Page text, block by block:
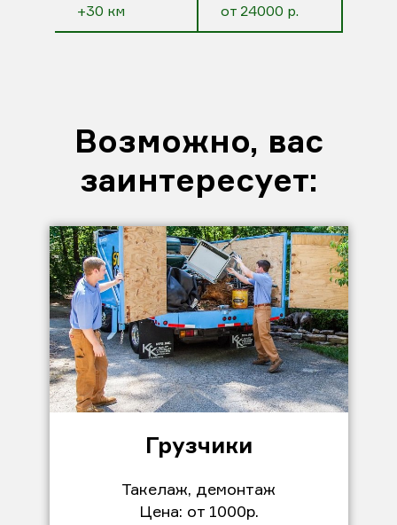
+30 км от 24000 р.
Возможно, вас
заинтересует:
Грузчики
Такелаж, демонтаж
Цена: от 1000р.